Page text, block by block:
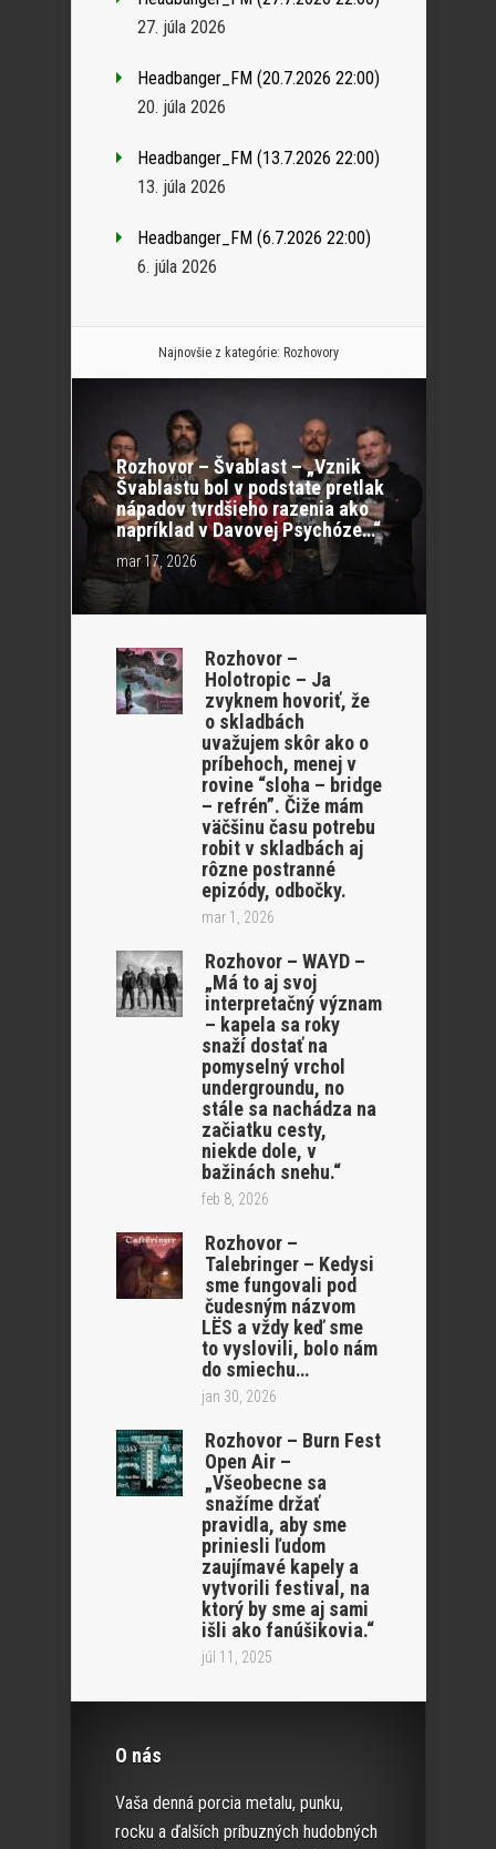
27. júla 2026
Headbanger_FM (20.7.2026 22:00)
20. júla 2026
Headbanger_FM (13.7.2026 22:00)
13. júla 2026
Headbanger_FM (6.7.2026 22:00)
6. júla 2026
Najnovšie z kategórie: Rozhovory
Rozhovor – Švablast – „Vznik
Švablastu bol v podstate pretlak
nápadov tvrdšieho razenia ako
napríklad v Davovej Psychóze…“
mar 17, 2026
Rozhovor –
Holotropic – Ja
zvyknem hovoriť, že
o skladbách
uvažujem skôr ako o
príbehoch, menej v
rovine “sloha – bridge
– refrén”. Čiže mám
väčšinu času potrebu
robit v skladbách aj
rôzne postranné
epizódy, odbočky.
mar 1, 2026
Rozhovor – WAYD –
„Má to aj svoj
interpretačný význam
– kapela sa roky
snaží dostať na
pomyselný vrchol
undergroundu, no
stále sa nachádza na
začiatku cesty,
niekde dole, v
bažinách snehu.“
feb 8, 2026
Rozhovor –
Talebringer – Kedysi
sme fungovali pod
čudesným názvom
LËS a vždy keď sme
to vyslovili, bolo nám
do smiechu…
jan 30, 2026
Rozhovor – Burn Fest
Open Air –
„Všeobecne sa
snažíme držať
pravidla, aby sme
priniesli ľudom
zaujímavé kapely a
vytvorili festival, na
ktorý by sme aj sami
išli ako fanúšikovia.“
júl 11, 2025
O nás
Vaša denná porcia metalu, punku,
rocku a ďalších príbuzných hudobných